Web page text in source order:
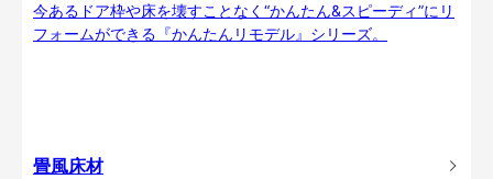
今あるドア枠や床を壊すことなく“かんたん&スピーディ”にリ
フォームができる『かんたんリモデル』シリーズ。
畳風床材